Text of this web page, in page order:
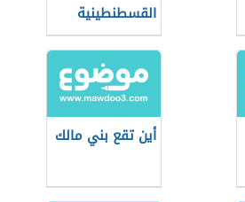
القسطنطينية
أين تقع بني مالك